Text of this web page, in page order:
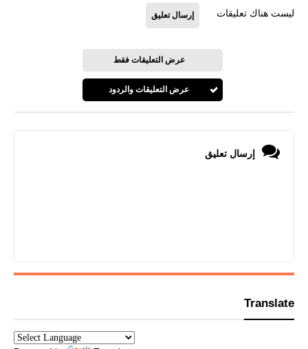
ليست هناك تعليقات إرسال تعليق
عرض التعليقات فقط
عرض التعليقات والردود
إرسال تعليق
Translate